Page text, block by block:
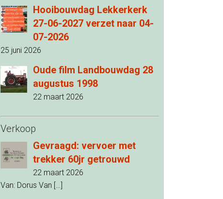
Hooibouwdag Lekkerkerk
27-06-2027 verzet naar 04-
07-2026
25 juni 2026
Oude film Landbouwdag 28
augustus 1998
22 maart 2026
Verkoop
Gevraagd: vervoer met
trekker 60jr getrouwd
22 maart 2026
Van: Dorus Van […]